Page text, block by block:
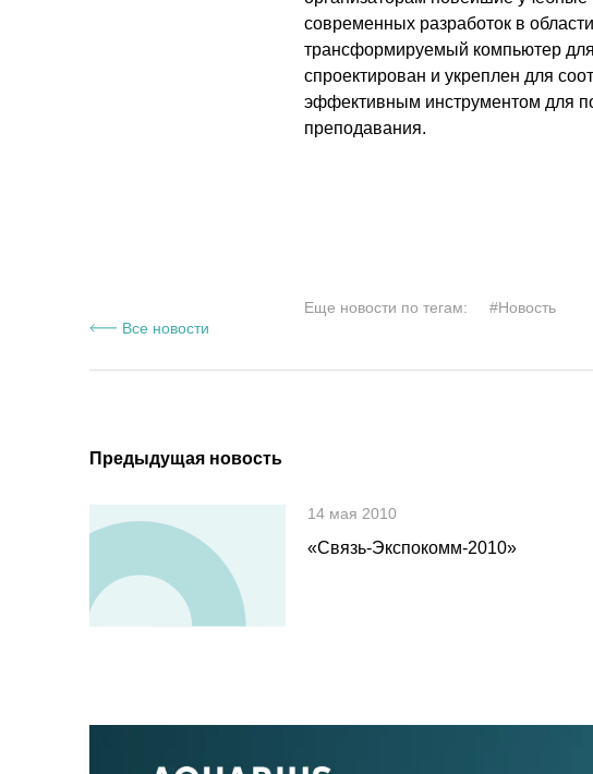
Все новости
современных разработок в
трансформируемый компьютер для
спроектирован и укреплен для
эффективным инструментом для
преподавания.
Еще новости по тегам: #Новость
Предыдущая новость
14 мая 2010
«Связь-Экспокомм-2010»